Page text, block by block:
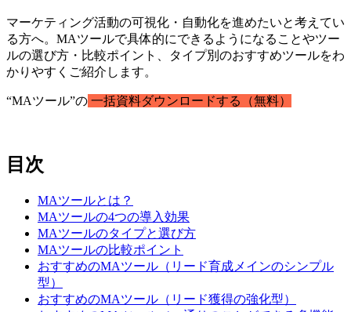
マーケティング活動の可視化・自動化を進めたいと考えてい
る方へ。MAツールで具体的にできるようになることやツー
ルの選び方・比較ポイント、タイプ別のおすすめツールをわ
かりやすくご紹介します。
“MAツール”の 一括資料ダウンロードする（無料）
目次
MAツールとは？
MAツールの4つの導入効果
MAツールのタイプと選び方
MAツールの比較ポイント
おすすめのMAツール（リード育成メインのシンプル
型）
おすすめのMAツール（リード獲得の強化型）